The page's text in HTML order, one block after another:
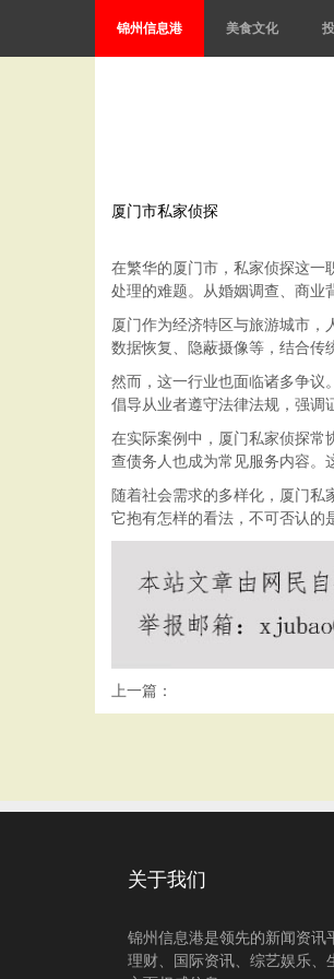
锦州信息港 美食文化
厦门市私家侦探
在繁华的厦门市，私家侦探这一
处理的难题。从婚姻调查、商业
厦门作为经济特区与旅游城市，
数据恢复、隐蔽摄像等，结合传
然而，这一行业也面临诸多争议
倡导从业者遵守法律法规，强调
在实际案例中，厦门私家侦探常
查债务人也成为常见服务内容。
随着社会需求的多样化，厦门
它抱有怎样的看法，不可否认的
上一篇：
关于我们
锦州信息港是领先的新闻资讯
理财、国际资讯、综艺娱乐、